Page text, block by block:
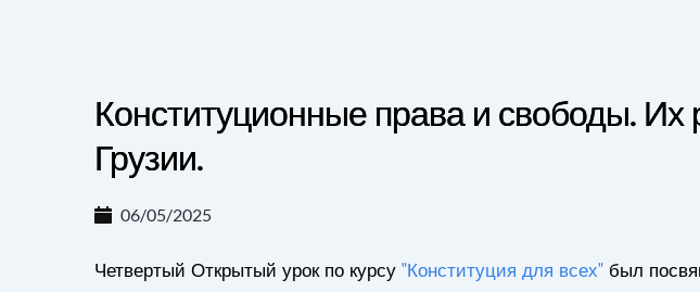
Конституционные права и свободы.
Грузии.
06/05/2025
Четвертый Открытый урок по курсу "Конституция для всех" был